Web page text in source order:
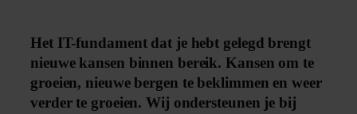
Het IT-fundament dat je hebt gelegd brengt
nieuwe kansen binnen bereik. Kansen om te
groeien, nieuwe bergen te beklimmen en weer
verder te groeien. Wij ondersteunen je bij